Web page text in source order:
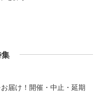
届け！開催・中止・延期